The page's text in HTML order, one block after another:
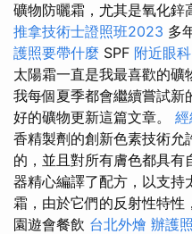
礦物防曬霜，尤其是氧化鋅
推拿技術士證照班2023 多
護照要帶什麼 SPF 附近眼科
太陽霜一直是我最喜歡的礦
我每個夏季都會繼續嘗試新
好的礦物更新這篇文章。
香精製劑的創新色素技術
的，並且對所有膚色都具
器精心編譯了配方，以支
霜，由於它們的反射性特
園遊會餐飲 台北外燴 辦護